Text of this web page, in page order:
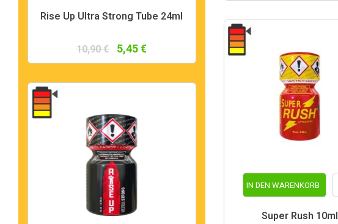
Rise Up Ultra Strong Tube 24ml
10,90 € 5,45 €
IN DEN WARENKORB
Super Rush 10ml